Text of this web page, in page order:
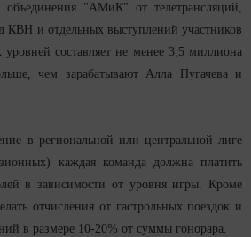
объединения "АМиК" от телетрансляций,
КВН и отдельных выступлений участников
уровней составляет не менее 3,5 миллиона
чем зарабатывают Алла Пугачева и
в региональной или центральной лиге
каждая команда должна платить
в зависимости от уровня игры. Кроме
отчисления от гастрольных поездок и
в размере 10-20% от суммы гонорара.